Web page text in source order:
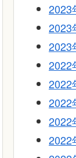
2023
2023
2023
2022
2022
2022
2022
2022